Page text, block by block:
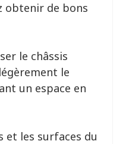
obtenir de bons
le châssis
le
un espace en
et les surfaces du